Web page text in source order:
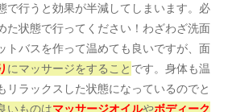
で行うと効果が半減してしまいます。必
た状態で行ってください！わざわざ洗面
トバスを作って温めても良いですが、面
にマッサージをすること です。身体も温
リラックスした状態になっているのでと
いものはマッサージオイルやボディーク